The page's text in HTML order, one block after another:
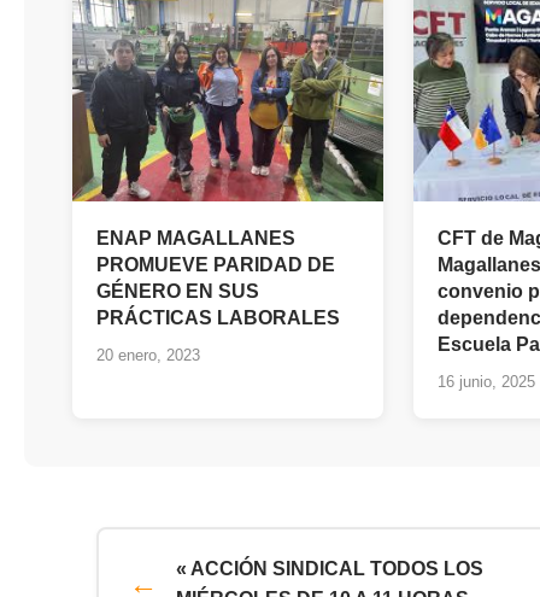
ENAP MAGALLANES
PROMUEVE PARIDAD DE
GÉNERO EN SUS
PRÁCTICAS LABORALES
20 enero, 2023
CFT de
convenio
Escuela
16 junio, 2025
« ACCIÓN SINDICAL TODOS LOS